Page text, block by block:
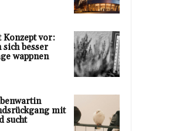
Konzept vor:
sich besser
wappnen
mit
sucht